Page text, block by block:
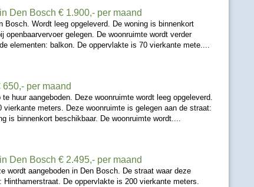
Den Bosch € 1.900,- per maand
Bosch. Wordt leeg opgeleverd. De woning is binnenkort
openbaarvervoer gelegen. De woonruimte wordt verder
elementen: balkon. De oppervlakte is 70 vierkante mete....
650,- per maand
huur aangeboden. Deze woonruimte wordt leeg opgeleverd.
vierkante meters. Deze woonruimte is gelegen aan de straat:
is binnenkort beschikbaar. De woonruimte wordt....
Den Bosch € 2.495,- per maand
wordt aangeboden in Den Bosch. De straat waar deze
Hinthamerstraat. De oppervlakte is 200 vierkante meters.